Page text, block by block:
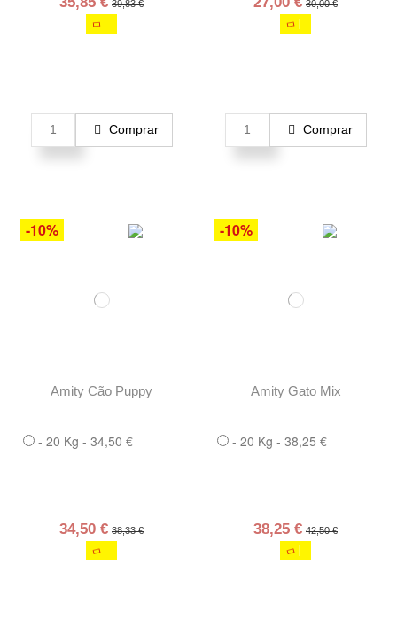
39,83 €
Comprar
30,00 €
Comprar
-10%
Amity Cão Puppy
- 20 Kg - 34,50 €
34,50 € 38,33 €
-10%
Amity Gato Mix
- 20 Kg - 38,25 €
38,25 € 42,50 €